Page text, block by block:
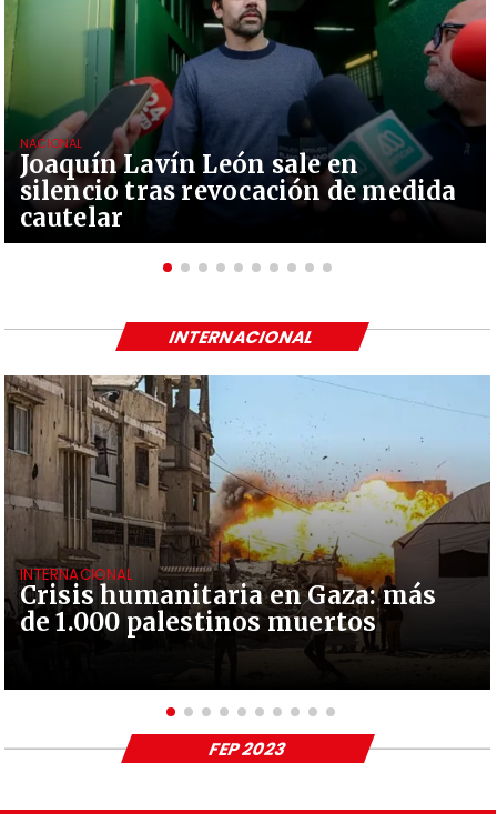
Joaquín Lavín León sale en
silencio tras revocación de medida
cautelar
NACIONAL
Crisis humanitaria en Gaza: más
de 1.000 palestinos muertos
INTERNACIONAL
INTERNACIONAL
FEP 2023